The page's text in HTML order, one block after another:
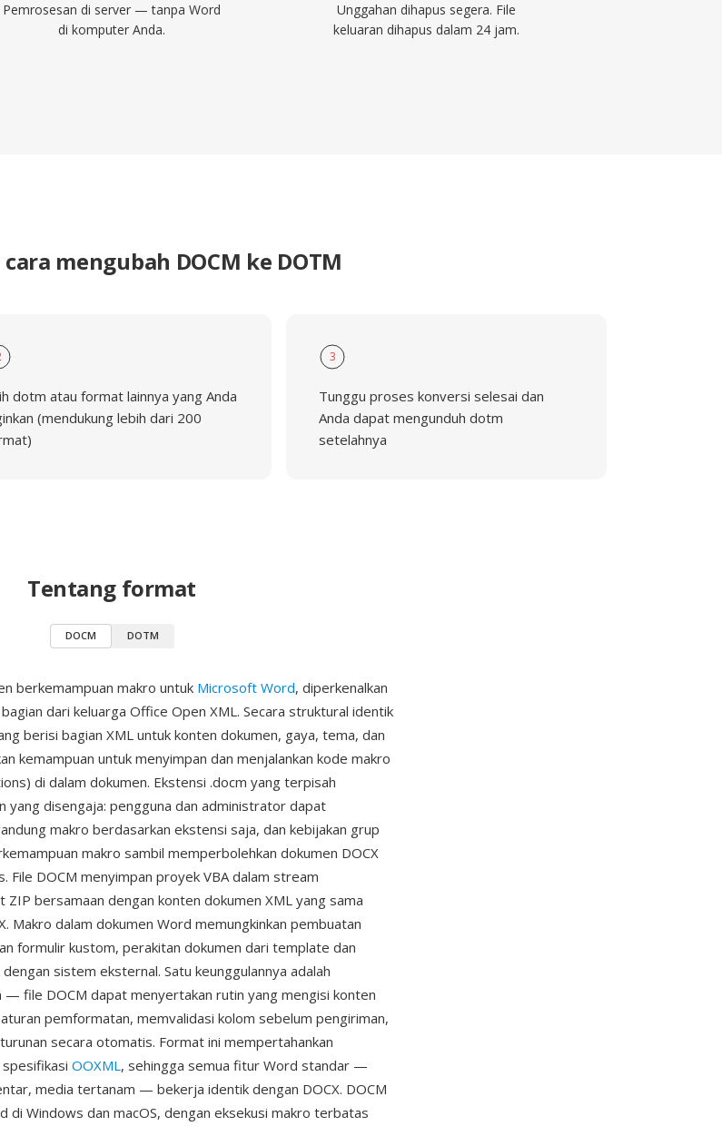
Pemrosesan di server — tanpa Word
di komputer Anda.
Unggahan dihapus segera. File
keluaran dihapus dalam 24 jam.
mengubah DOCM ke DOTM
dotm atau format lainnya yang Anda
(mendukung lebih dari 200
3
Tunggu proses konversi selesai dan
Anda dapat mengunduh dotm
setelahnya
Tentang format
DOCM DOTM
berkemampuan makro untuk Microsoft Word, diperkenalkan
dari keluarga Office Open XML. Secara struktural identik
berisi bagian XML untuk konten dokumen, gaya, tema, dan
kemampuan untuk menyimpan dan menjalankan kode makro
di dalam dokumen. Ekstensi .docm yang terpisah
yang disengaja: pengguna dan administrator dapat
makro berdasarkan ekstensi saja, dan kebijakan grup
makro sambil memperbolehkan dokumen DOCX
File DOCM menyimpan proyek VBA dalam stream
bersamaan dengan konten dokumen XML yang sama
Makro dalam dokumen Word memungkinkan pembuatan
formulir kustom, perakitan dokumen dari template dan
sistem eksternal. Satu keunggulannya adalah
file DOCM dapat menyertakan rutin yang mengisi konten
pemformatan, memvalidasi kolom sebelum pengiriman,
secara otomatis. Format ini mempertahankan
OOXML, sehingga semua fitur Word standar —
media tertanam — bekerja identik dengan DOCX. DOCM
di Windows dan macOS, dengan eksekusi makro terbatas